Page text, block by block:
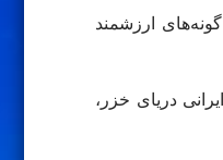
ارزشمند
دریای خزر،